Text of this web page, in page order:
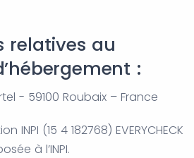
relatives au
:
- 59100 Roubaix – France
INPI (15 4 182768) EVERYCHECK
à l’INPI.